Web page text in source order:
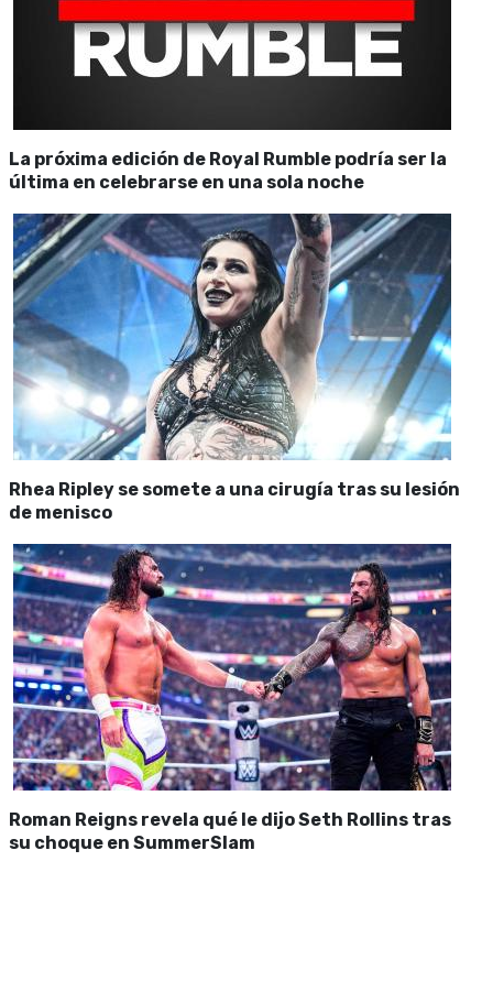
La próxima edición de Royal Rumble podría ser la
última en celebrarse en una sola noche
Rhea Ripley se somete a una cirugía tras su lesión
de menisco
Roman Reigns revela qué le dijo Seth Rollins tras
su choque en SummerSlam